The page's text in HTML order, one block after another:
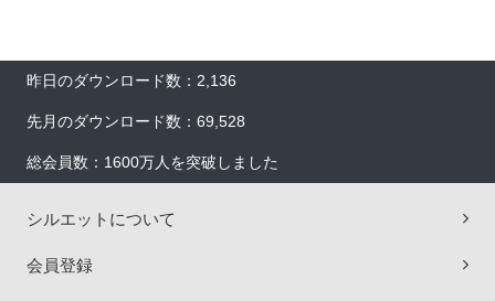
昨日のダウンロード数：2,136
先月のダウンロード数：69,528
総会員数：1600万人を突破しました
シルエットについて
会員登録